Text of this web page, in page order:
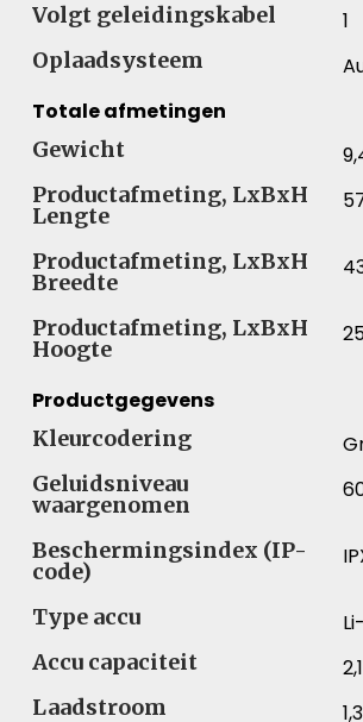
Volgt geleidingskabel
1
Oplaadsysteem
Totale afmetingen
Gewicht
Productafmeting, LxBxH
Lengte
Productafmeting, LxBxH
Breedte
Productafmeting, LxBxH
Hoogte
Productgegevens
Kleurcodering
Geluidsniveau
waargenomen
Beschermingsindex (IP-
code)
Type accu
Accu capaciteit
Laadstroom
1,3